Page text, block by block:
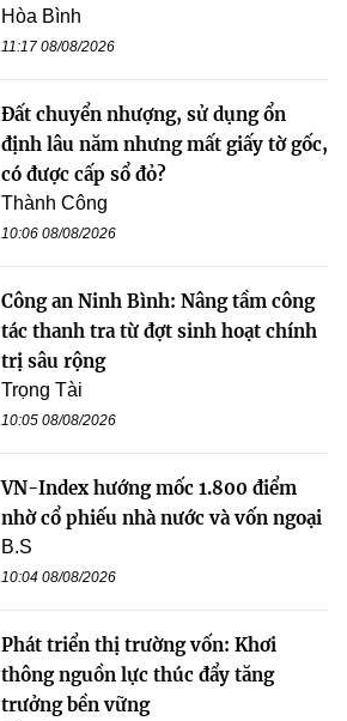
Hòa Bình
11:17 08/08/2026
Đất chuyển nhượng, sử dụng ổn
định lâu năm nhưng mất giấy tờ gốc,
có được cấp sổ đỏ?
Thành Công
10:06 08/08/2026
Công an Ninh Bình: Nâng tầm công
tác thanh tra từ đợt sinh hoạt chính
trị sâu rộng
Trọng Tài
10:05 08/08/2026
VN-Index hướng mốc 1.800 điểm
nhờ cổ phiếu nhà nước và vốn ngoại
B.S
10:04 08/08/2026
Phát triển thị trường vốn: Khơi
thông nguồn lực thúc đẩy tăng
trưởng bền vững